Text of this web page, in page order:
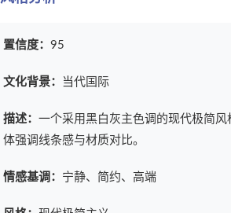
置信度： 95
文化背景： 当代国际
描述： 一个采用黑白灰主色调的现代极简
体强调线条感与材质对比。
情感基调： 宁静、简约、高端